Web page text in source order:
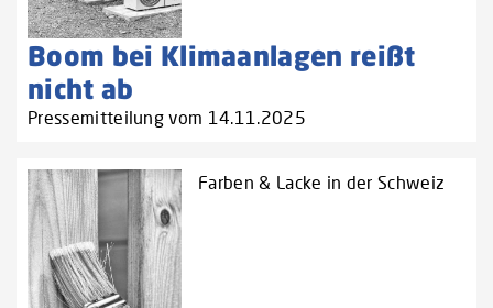
Boom bei Klimaanlagen reißt
nicht ab
Pressemitteilung vom 14.11.2025
Farben & Lacke in der Schweiz